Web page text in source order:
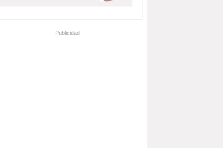
Publicidad